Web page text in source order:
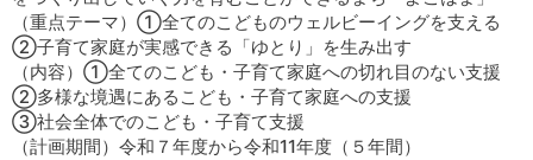
（重点テーマ）①全てのこどものウェルビーイングを支える
②子育て家庭が実感できる「ゆとり」を生み出す
（内容）①全てのこども・子育て家庭への切れ目のない支援
②多様な境遇にあるこども・子育て家庭への支援
③社会全体でのこども・子育て支援
（計画期間）令和７年度から令和11年度（５年間）